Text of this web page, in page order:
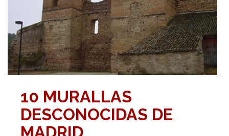
10 MURALLAS
DESCONOCIDAS DE